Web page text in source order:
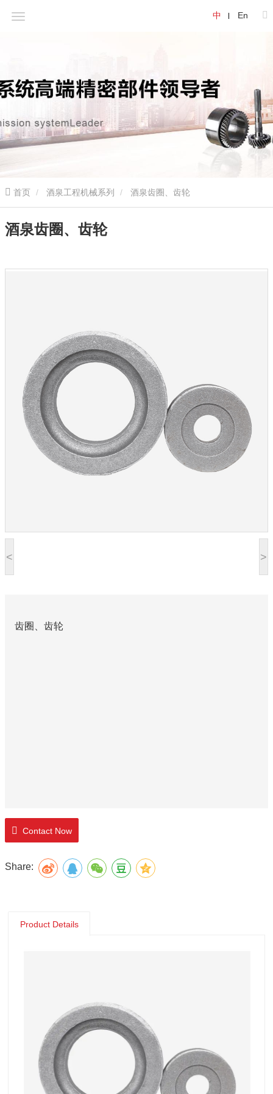
中 En
首页 酒泉工程机械系列 酒泉齿圈、齿轮
< >
酒泉齿圈、齿轮
齿圈、齿轮
Contact Now
Share:
Product Details